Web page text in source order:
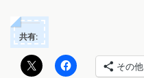
共有:
その他